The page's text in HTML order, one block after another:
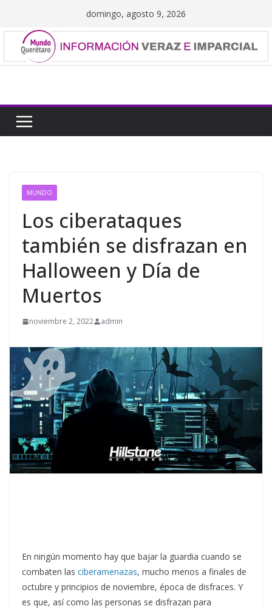
contenido
domingo, agosto 9, 2026
MUNDO
Los ciberataques
también se disfrazan en
Halloween y Día de
Muertos
noviembre 2, 2022 admin
En ningún momento hay que bajar la guardia cuando se
combaten las ciberamenazas, mucho menos a finales de
octubre y principios de noviembre, época de disfraces. Y
es que, así como las personas se disfrazan para